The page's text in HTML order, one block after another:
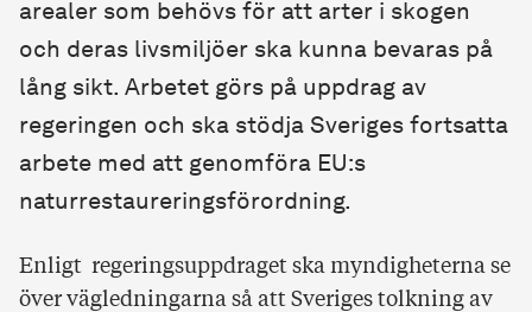
arealer som behövs för att arter i skogen
och deras livsmiljöer ska kunna bevaras på
lång sikt. Arbetet görs på uppdrag av
regeringen och ska stödja Sveriges fortsatta
arbete med att genomföra EU:s
naturrestaureringsförordning.
Enligt regeringsuppdraget ska myndigheterna se
över vägledningarna så att Sveriges tolkning av